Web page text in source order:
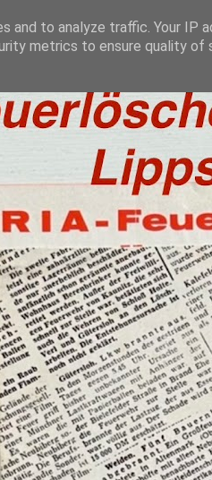
to analyze traffic. Your IP
metrics to ensure quality of